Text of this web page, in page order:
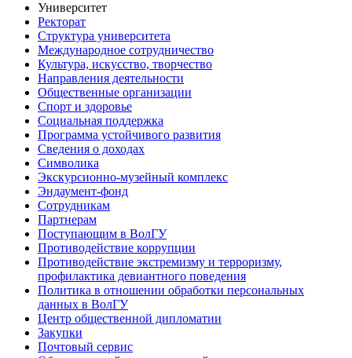
Университет
Ректорат
Структура университета
Международное сотрудничество
Культура, искусство, творчество
Направления деятельности
Общественные организации
Спорт и здоровье
Социальная поддержка
Программа устойчивого развития
Сведения о доходах
Символика
Экскурсионно-музейный комплекс
Эндаумент-фонд
Сотрудникам
Партнерам
Поступающим в ВолГУ
Противодействие коррупции
Противодействие экстремизму и терроризму,
профилактика девиантного поведения
Политика в отношении обработки персональных
данных в ВолГУ
Центр общественной дипломатии
Закупки
Почтовый сервис